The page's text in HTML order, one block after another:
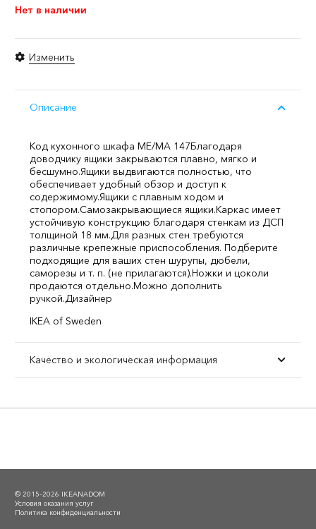
Нет в наличии
Изменить
Описание
Код кухонного шкафа ME/MA 147Благодаря
доводчику ящики закрываются плавно, мягко и
бесшумно.Ящики выдвигаются полностью, что
обеспечивает удобный обзор и доступ к
содержимому.Ящики с плавным ходом и
стопором.Самозакрывающиеся ящики.Каркас имеет
устойчивую конструкцию благодаря стенкам из ДСП
толщиной 18 мм.Для разных стен требуются
различные крепежные приспособления. Подберите
подходящие для ваших стен шурупы, дюбели,
саморезы и т. п. (не прилагаются).Ножки и цоколи
продаются отдельно.Можно дополнить
ручкой.Дизайнер
IKEA of Sweden
Качество и экологическая информация
© 2015–2026 IKEANADOM
Условия оказания услуг
Политика конфиденциальности